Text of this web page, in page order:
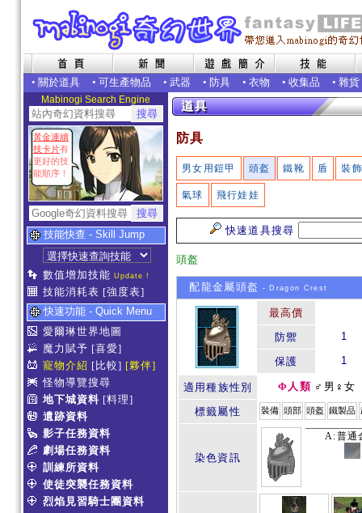
• 關於道具 • 可生產物品 • 武器 • 防具 • 衣物 • 收集品 • 雜貨
Mabinogi Search Engine
黃金連續
技卡片有
更好的技
能順序！
技能快查 - Skill Jump
數值增加技能 Update !
技能消耗表 [強度表]
快速功能 - Quick Menu
愛爾琳世界地圖
魔力賦予 [喜愛]
寵物介紹 [比較] [夥伴]
怪物導覽搜尋
地下城資料 [料理]
遺跡資料
影子任務資料
劇場任務資料
訓練所資料
使徒突襲任務資料
烈焰見習騎士團資料
防具
男女用鎧甲 頭盔 鐵靴 盾 裝
氣球 飛行娃娃
快速道具搜尋
頭盔
配龍金屬頭盔 - Dragon Crest
最高價
防禦
1
保護 1
適用種族性別 Φ人類 ♂男♀女
標籤屬性 裝備 頭部 頭盔 鐵製品
染色資訊
A:普通